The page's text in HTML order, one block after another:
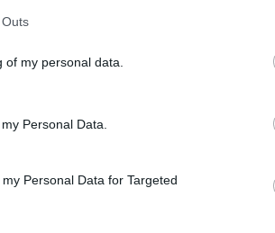
my personal data.
Personal Data.
Personal Data for Targeted
Αλεξανδρούπολη δεν είχαν